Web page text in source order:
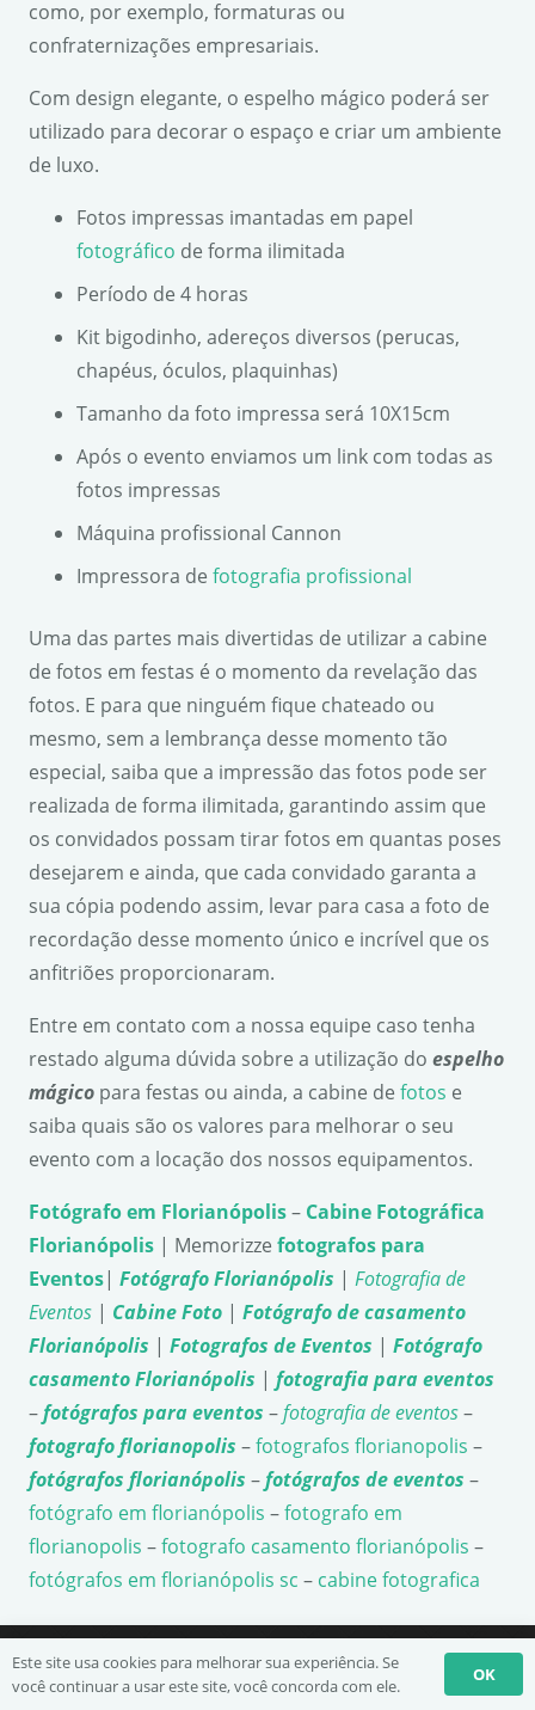
como, por exemplo, formaturas ou
confraternizações empresariais.
Com design elegante, o espelho mágico poderá ser
utilizado para decorar o espaço e criar um ambiente
de luxo.
Fotos impressas imantadas em papel
fotográfico de forma ilimitada
Período de 4 horas
Kit bigodinho, adereços diversos (perucas,
chapéus, óculos, plaquinhas)
Tamanho da foto impressa será 10X15cm
Após o evento enviamos um link com todas as
fotos impressas
Máquina profissional Cannon
Impressora de fotografia profissional
Uma das partes mais divertidas de utilizar a cabine
de fotos em festas é o momento da revelação das
fotos. E para que ninguém fique chateado ou
mesmo, sem a lembrança desse momento tão
especial, saiba que a impressão das fotos pode ser
realizada de forma ilimitada, garantindo assim que
os convidados possam tirar fotos em quantas poses
desejarem e ainda, que cada convidado garanta a
sua cópia podendo assim, levar para casa a foto de
recordação desse momento único e incrível que os
anfitriões proporcionaram.
Entre em contato com a nossa equipe caso tenha
restado alguma dúvida sobre a utilização do espelho
mágico para festas ou ainda, a cabine de fotos e
saiba quais são os valores para melhorar o seu
evento com a locação dos nossos equipamentos.
Fotógrafo em Florianópolis– Cabine Fotográfica
Florianópolis | Memorizze fotografos para
Eventos| Fotógrafo Florianópolis | Fotografia de
Eventos | Cabine Foto | Fotógrafo de casamento
Florianópolis | Fotografos de Eventos | Fotógrafo
casamento Florianópolis | fotografia para eventos
–fotógrafos para eventos –fotografia de eventos–
fotografo florianopolis –fotografos florianopolis –
fotógrafos florianópolis –fotógrafos de eventos –
fotógrafo em florianópolis –fotografo em
florianopolis –fotografo casamento florianópolis –
fotógrafos em florianópolis sc – cabine fotografica
Cabine Fotográfica
Este site usa cookies para melhorar sua experiência. Se
você continuar a usar este site, você concorda com ele.
OK